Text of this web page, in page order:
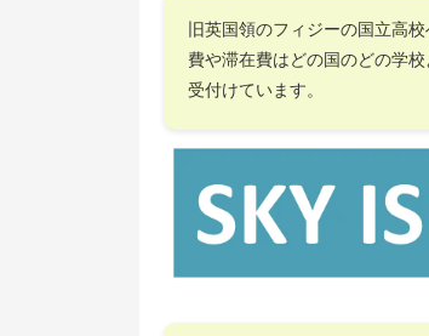
旧英国領のフィジーの国立高
費や滞在費はどの国のどの学
受付けています。